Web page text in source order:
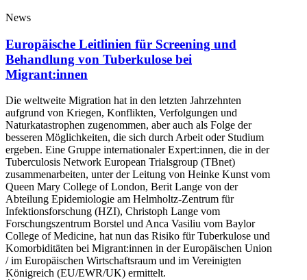
News
Europäische Leitlinien für Screening und
Behandlung von Tuberkulose bei
Migrant:innen
Die weltweite Migration hat in den letzten Jahrzehnten
aufgrund von Kriegen, Konflikten, Verfolgungen und
Naturkatastrophen zugenommen, aber auch als Folge der
besseren Möglichkeiten, die sich durch Arbeit oder Studium
ergeben. Eine Gruppe internationaler Expert:innen, die in der
Tuberculosis Network European Trialsgroup (TBnet)
zusammenarbeiten, unter der Leitung von Heinke Kunst vom
Queen Mary College of London, Berit Lange von der
Abteilung Epidemiologie am Helmholtz-Zentrum für
Infektionsforschung (HZI), Christoph Lange vom
Forschungszentrum Borstel und Anca Vasiliu vom Baylor
College of Medicine, hat nun das Risiko für Tuberkulose und
Komorbiditäten bei Migrant:innen in der Europäischen Union
/ im Europäischen Wirtschaftsraum und im Vereinigten
Königreich (EU/EWR/UK) ermittelt.